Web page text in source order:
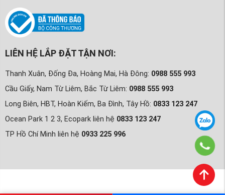
LIÊN HỆ LẮP ĐẶT TẬN NƠI:
Thanh Xuân, Đống Đa, Hoàng Mai, Hà Đông: 0988 555 993
Cầu Giấy, Nam Từ Liêm, Bắc Từ Liêm: 0988 555 993
Long Biên, HBT, Hoàn Kiếm, Ba Đình, Tây Hồ: 0833 123 247
Ocean Park 1 2 3, Ecopark liên hệ 0833 123 247
TP Hồ Chí Minh liên hệ 0933 225 996